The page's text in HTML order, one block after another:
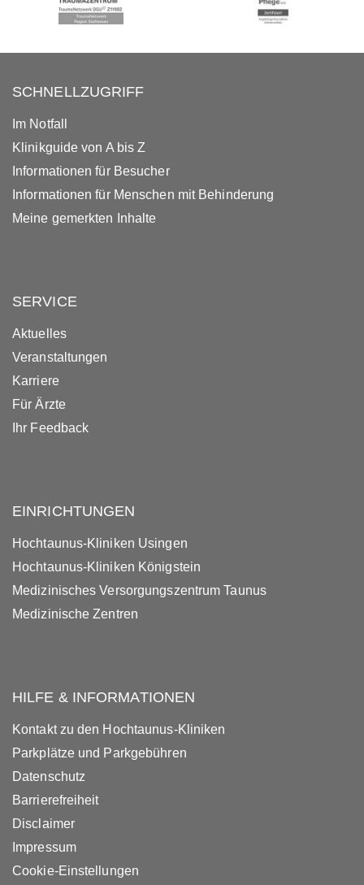
SCHNELLZUGRIFF
Im Notfall
Klinikguide von A bis Z
Informationen für Besucher
Informationen für Menschen mit Behinderung
Meine gemerkten Inhalte
SERVICE
Aktuelles
Veranstaltungen
Karriere
Für Ärzte
Ihr Feedback
EINRICHTUNGEN
Hochtaunus-Kliniken Usingen
Hochtaunus-Kliniken Königstein
Medizinisches Versorgungszentrum Taunus
Medizinische Zentren
HILFE & INFORMATIONEN
Kontakt zu den Hochtaunus-Kliniken
Parkplätze und Parkgebühren
Datenschutz
Barrierefreiheit
Disclaimer
Impressum
Cookie-Einstellungen